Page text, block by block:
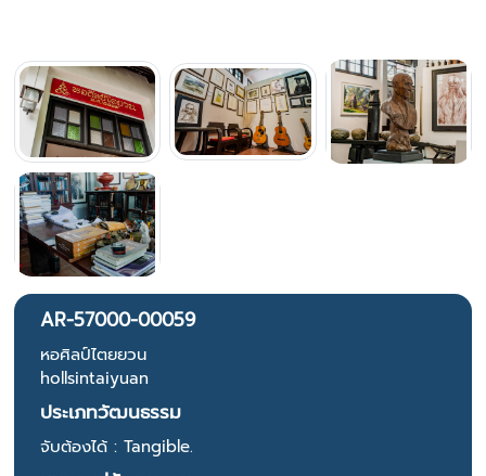
AR-57000-00059
หอศิลป์ไตยยวน
hollsintaiyuan
ประเภทวัฒนธรรม
จับต้องได้ : Tangible.